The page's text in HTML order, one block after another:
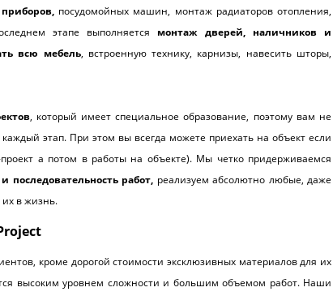
посудомойных машин, монтаж радиаторов отопления,
этапе выполняется монтаж дверей, наличников и
всю мебель, встроенную технику, карнизы, навесить шторы,
, который имеет специальное образование, поэтому вам не
этап. При этом вы всегда можете приехать на объект если
а потом в работы на объекте). Мы четко придерживаемся
последовательность работ, реализуем абсолютно любые, даже
в жизнь.
кроме дорогой стоимости эксклюзивных материалов для их
высоким уровнем сложности и большим объемом работ. Наши